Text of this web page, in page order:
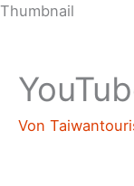
Thumbnail
Von